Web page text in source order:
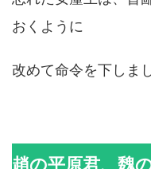
おくように
改めて命令を下しま
趙の平原君、魏